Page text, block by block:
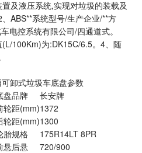
及液压系统,实现对垃圾的装载及
ABS**系统型号/生产企业/**方
电控系统有限公司/四通道式。
100Km)为:DK15C/6.5。4、随
卸式垃圾车底盘参数
盘品牌
长安牌
轮距(mm)1372
轮距(mm)1300
胎规格
175R14LT 8PR
悬后悬 720/900